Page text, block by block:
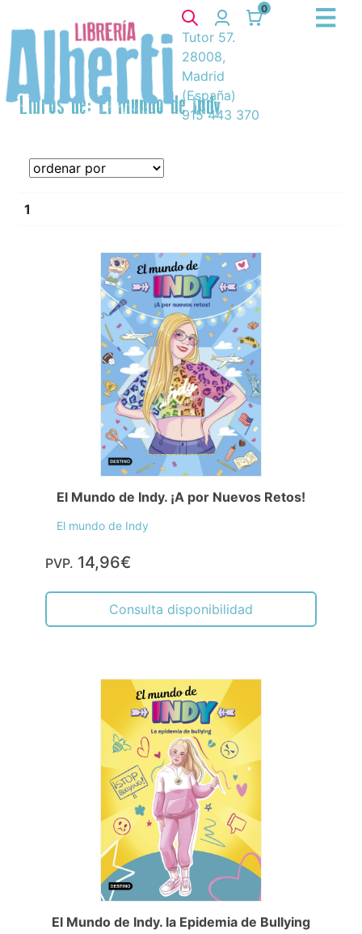
0
Tutor 57.
28008,
Madrid
(España)
915 443 370
Libros de: El mundo de Indy
1
El Mundo de Indy. ¡A por Nuevos Retos!
El mundo de Indy
PVP. 14,96€
Consulta disponibilidad
El Mundo de Indy. la Epidemia de Bullying